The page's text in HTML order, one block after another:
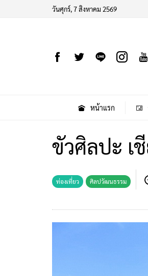
วันศุกร์, 7 สิงหาคม 2569
หน้าแรก
ขัวศิลปะ เ
ท่องเที่ยว ศิลปวัฒนธรรม